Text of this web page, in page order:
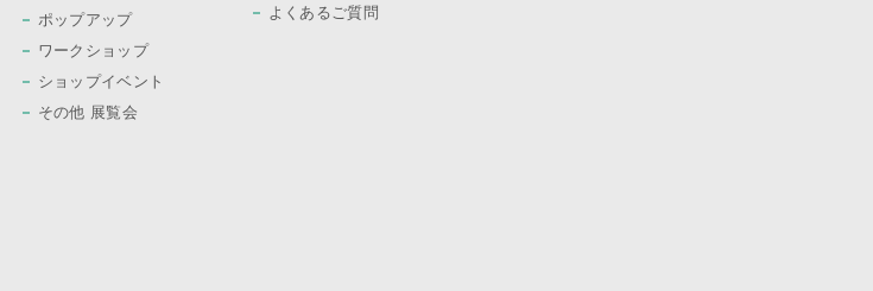
ポップアップ
ワークショップ
ショップイベント
その他 展覧会
よくあるご質問